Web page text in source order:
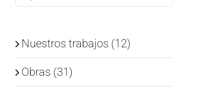
Nuestros trabajos (12)
Obras (31)